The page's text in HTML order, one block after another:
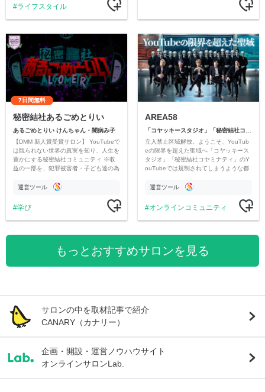
ライフスタイル
7日間無料
秘密結社あるごめとりい
あるごめとりい けんちゃん・闇病み子
【DMM 新人賞受賞サロン】 YouTubeで
は観られない世界の真実を知り、人生を
豊かにする秘密結社コミュニティ ※収
益の一部を、犯罪被害者・子ども達の為
す運営ツール
学び
AREA58
立入禁止区域解放。ようこそ、YouTub
eの限界を超えた聖域へ「コヤッキース
タジオ」「秘密結社コヤミナティ」のY
ouTubeでは規制されてしまうような都
公開。
運営ツール
オンラインコミュニティ
もっとおすすめサロンを見る
サロンの中を取材記事で紹介
CANARY（カナリー）
企画・開設・運営ノウハウサイト
オンラインサロンLab.